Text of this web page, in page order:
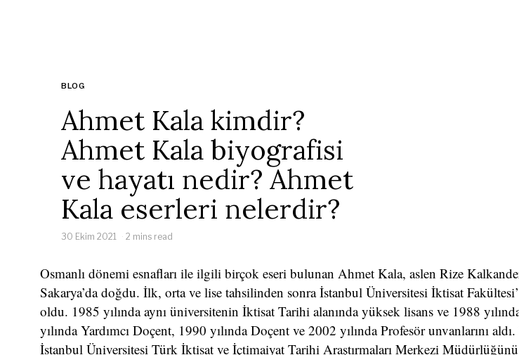
BLOG
Ahmet Kala kimdir?
Ahmet Kala biyografisi
ve hayatı nedir? Ahmet
Kala eserleri nelerdir?
30 Ekim 2021 2 mins read
Osmanlı dönemi esnafları ile ilgili birçok eseri bulunan Ahmet Kala, aslen Rize
Sakarya’da doğdu. İlk, orta ve lise tahsilinden sonra İstanbul Üniversitesi İktisat
oldu. 1985 yılında aynı üniversitenin İktisat Tarihi alanında yüksek lisans ve 1988
yılında Yardımcı Doçent, 1990 yılında Doçent ve 2002 yılında Profesör unvanlarını
İstanbul Üniversitesi Türk İktisat ve İçtimaiyat Tarihi Araştırmaları Merkezi